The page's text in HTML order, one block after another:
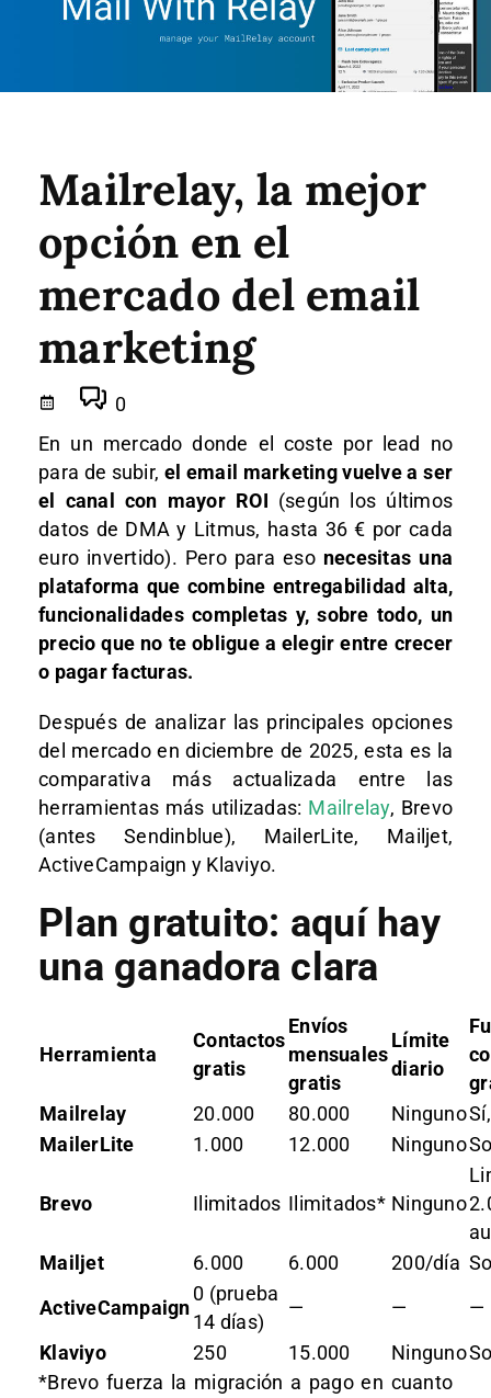
Mailrelay, la mejor
opción en el
mercado del email
marketing
0
En un mercado donde el coste por lead no
para de subir, el email marketing vuelve a ser
el canal con mayor ROI (según los últimos
datos de DMA y Litmus, hasta 36 € por cada
euro invertido). Pero para eso necesitas una
plataforma que combine entregabilidad alta,
funcionalidades completas y, sobre todo, un
precio que no te obligue a elegir entre crecer
o pagar facturas.
Después de analizar las principales opciones
del mercado en diciembre de 2025, esta es la
comparativa más actualizada entre las
herramientas más utilizadas: Mailrelay, Brevo
(antes Sendinblue), MailerLite, Mailjet,
ActiveCampaign y Klaviyo.
Plan gratuito: aquí hay
una ganadora clara
Herramienta
Contactos
gratis
Envíos
mensuales
gratis
Límite
diario
Mailrelay
20.000 80.000 Ninguno
MailerLite
1.000 12.000 Ninguno
Brevo Ilimitados Ilimitados* Ninguno
Mailjet
6.000 6.000 200/día
ActiveCampaign
0 (prueba
14 días)
— —
—
Klaviyo
250 15.000 Ninguno
*Brevo fuerza la migración a pago en cuanto